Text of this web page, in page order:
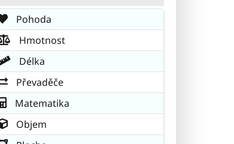
Pohoda
Hmotnost
Délka
Převaděče
Matematika
Objem